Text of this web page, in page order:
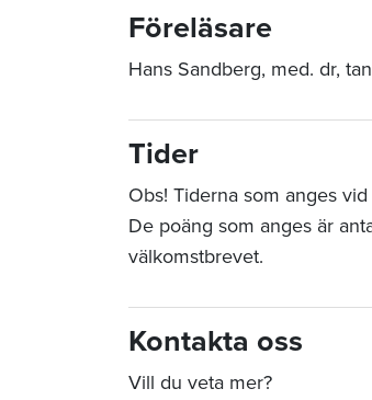
Föreläsare
Hans Sandberg, med. dr,
Tider
Obs! Tiderna som anges
De poäng som anges är
välkomstbrevet.
Kontakta oss
Vill du veta mer?